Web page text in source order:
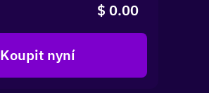
$ 0.00
Koupit nyní